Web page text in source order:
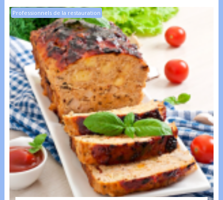
Professionnels de la restauration